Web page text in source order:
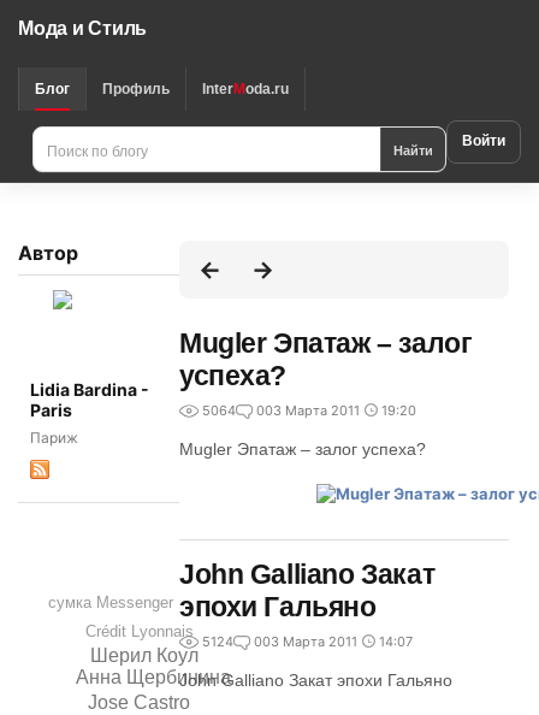
Мода и Стиль
Блог Профиль InterModa.ru
Найти Войти
Автор
Lidia Bardina -
Paris
Париж
Jose Castro
Анна Щербинина
Шерил Коул
Crédit Lyonnais
сумка Messenger
Mugler Эпатаж – залог
успеха?
5064 003 Марта 2011 19:20
Mugler Эпатаж – залог успеха?
John Galliano Закат
эпохи Гальяно
5124 003 Марта 2011 14:07
John Galliano Закат эпохи Гальяно